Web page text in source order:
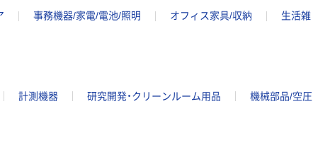
事務機器/家電/電池/照明 オフィス家具/収納
生活雑
計測機器 研究開発・クリーンルーム用品
機械部品/空圧